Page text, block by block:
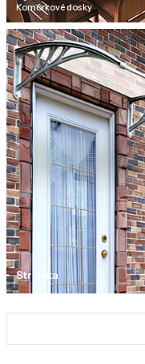
Komôrkové dosky
Strieška